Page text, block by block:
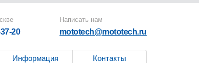
20
Написать нам
mototech@mototech.ru
Информация Контакты